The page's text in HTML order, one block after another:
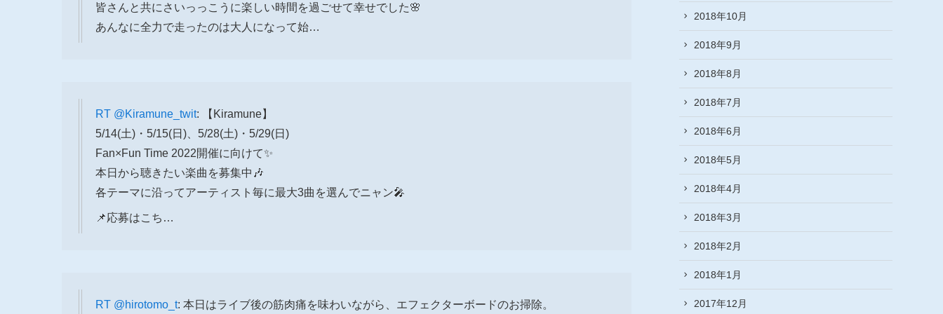
皆さんと共にさいっっこうに楽しい時間を過ごせて幸せでした🌸
あんなに全力で走ったのは大人になって始…
RT @Kiramune_twit: 【Kiramune】
5/14(土)・5/15(日)、5/28(土)・5/29(日)
Fan×Fun Time 2022開催に向けて✨
本日から聴きたい楽曲を募集中🎶
各テーマに沿ってアーティスト毎に最大3曲を選んでニャン🎤
📌応募はこち…
RT @hirotomo_t: 本日はライブ後の筋肉痛を味わいながら、エフェクターボードのお掃除。
2018年10月
2018年9月
2018年8月
2018年7月
2018年6月
2018年5月
2018年4月
2018年3月
2018年2月
2018年1月
2017年12月